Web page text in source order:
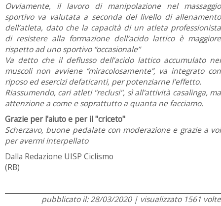
Ovviamente, il lavoro di manipolazione nel massaggio
sportivo va valutata a seconda del livello di allenamento
dell’atleta, dato che la capacità di un atleta professionista
di resistere alla formazione dell’acido lattico è maggiore
rispetto ad uno sportivo “occasionale”
Va detto che il deflusso dell’acido lattico accumulato nei
muscoli non avviene “miracolosamente”, va integrato con
riposo ed esercizi defaticanti, per potenziarne l’effetto.
Riassumendo, cari atleti "reclusi", sì all'attività casalinga, ma
attenzione a come e soprattutto a quanta ne facciamo.
Grazie per l'aiuto e per il "criceto"
Scherzavo, buone pedalate con moderazione e grazie a voi
per avermi interpellato
Dalla Redazione UISP Ciclismo
(RB)
pubblicato il: 28/03/2020 | visualizzato 1561 volte